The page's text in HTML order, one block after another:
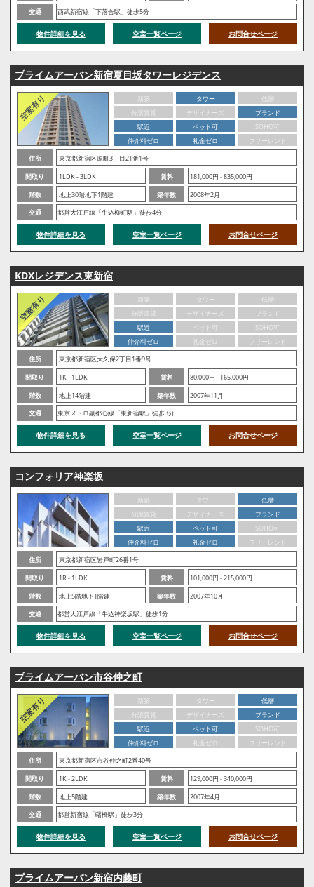
交通 西武新宿線「下落合駅」徒歩5分
物件詳細を見る 空室一覧ページ お問合せページ
プライムアーバン新宿夏目坂タワーレジデンス
新築 タワー
低層
分譲賃貸
デザイナーズ
ブランド
駅近
ペット可
SOHO可
仲介料ゼロ
礼金ゼロ
フリーレント
住所
東京都新宿区原町3丁目21番1号
間取り
1LDK - 3LDK 賃料
181,000円 - 835,000円
階数
地上30階地下1階建 築年数
2008年2月
交通
都営大江戸線「牛込柳町駅」徒歩4分
物件詳細を見る 空室一覧ページ お問合せページ
KDXレジデンス東新宿
新築 タワー
低層
分譲賃貸
デザイナーズ
ブランド
駅近
ペット可
SOHO可
仲介料ゼロ
礼金ゼロ
フリーレント
住所
東京都新宿区大久保2丁目1番9号
間取り
1K - 1LDK 賃料
80,000円 - 165,000円
階数
地上14階建 築年数
2007年11月
交通
東京メトロ副都心線「東新宿駅」徒歩3分
物件詳細を見る 空室一覧ページ お問合せページ
コンフォリア神楽坂
新築 タワー
低層
分譲賃貸
デザイナーズ
ブランド
駅近
ペット可
SOHO可
仲介料ゼロ
礼金ゼロ
フリーレント
住所
東京都新宿区岩戸町26番1号
間取り
1R - 1LDK 賃料
101,000円 - 215,000円
階数
地上5階地下1階建 築年数
2007年10月
交通
都営大江戸線「牛込神楽坂駅」徒歩1分
物件詳細を見る 空室一覧ページ お問合せページ
プライムアーバン市谷仲之町
新築 タワー
低層
分譲賃貸
デザイナーズ
ブランド
駅近
ペット可
SOHO可
仲介料ゼロ
礼金ゼロ
フリーレント
住所
東京都新宿区市谷仲之町2番40号
間取り
1K - 2LDK 賃料
129,000円 - 340,000円
階数
地上5階建 築年数
2007年4月
交通
都営新宿線「曙橋駅」徒歩3分
物件詳細を見る 空室一覧ページ お問合せページ
プライムアーバン新宿内藤町